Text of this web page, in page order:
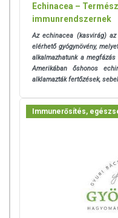
Echinacea –
immunrendszernek
Az echinacea (kasvirág)
elérhető gyógynövény,
alkalmazhatunk a
Amerikában őshonos
alklamazták fertőzések,
Immunerősítés,